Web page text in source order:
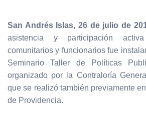
San Andrés Islas, 26 de julio de
asistencia y participación
comunitarios y funcionarios fue
Seminario Taller de Políticas
organizado por la Contraloría
que se realizó también previamente
de Providencia.